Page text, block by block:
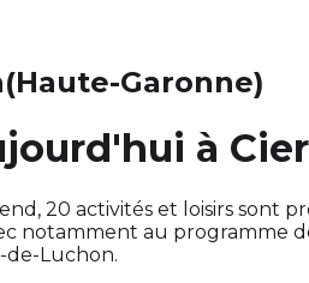
(Haute-Garonne)
à
20 activités et loisirs sont
notamment au programme
de-Luchon.